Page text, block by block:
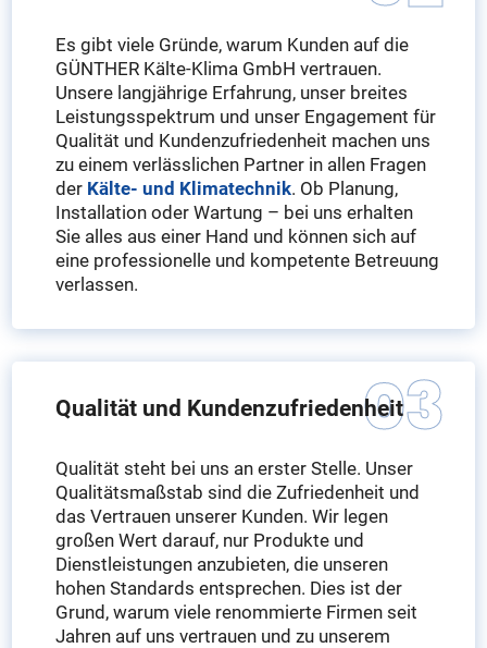
Es gibt viele Gründe, warum Kunden auf die
GÜNTHER Kälte-Klima GmbH vertrauen.
Unsere langjährige Erfahrung, unser breites
Leistungsspektrum und unser Engagement für
Qualität und Kundenzufriedenheit machen uns
zu einem verlässlichen Partner in allen Fragen
der Kälte- und Klimatechnik. Ob Planung,
Installation oder Wartung – bei uns erhalten
Sie alles aus einer Hand und können sich auf
eine professionelle und kompetente Betreuung
verlassen.
Qualität und Kundenzufriedenheit
Qualität steht bei uns an erster Stelle. Unser
Qualitätsmaßstab sind die Zufriedenheit und
das Vertrauen unserer Kunden. Wir legen
großen Wert darauf, nur Produkte und
Dienstleistungen anzubieten, die unseren
hohen Standards entsprechen. Dies ist der
Grund, warum viele renommierte Firmen seit
Jahren auf uns vertrauen und zu unserem